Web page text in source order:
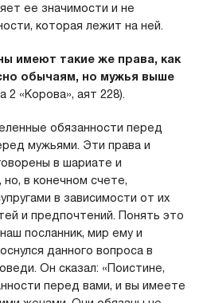
ее значимости и не
которая лежит на ней.
имеют такие же права, как
обычаям, но мужья выше
2 «Корова», аят 228).
обязанности перед
мужьями. Эти права и
в шариате и
в конечном счете,
в зависимости от их
и предпочтений. Понять это
посланник, мир ему и
данного вопроса в
Он сказал: «Поистине,
перед вами, и вы имеете